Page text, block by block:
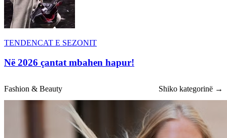
TENDENCAT E SEZONIT
Në 2026 çantat mbahen hapur!
Fashion & Beauty Shiko kategorinë →